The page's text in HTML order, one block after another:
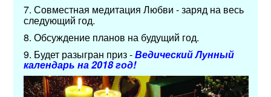
7. Совместная медитация Любви - заряд на весь
следующий год.
8. Обсуждение планов на будущий год.
9. Будет разыгран приз -Ведический Лунный
календарь на 2018 год!